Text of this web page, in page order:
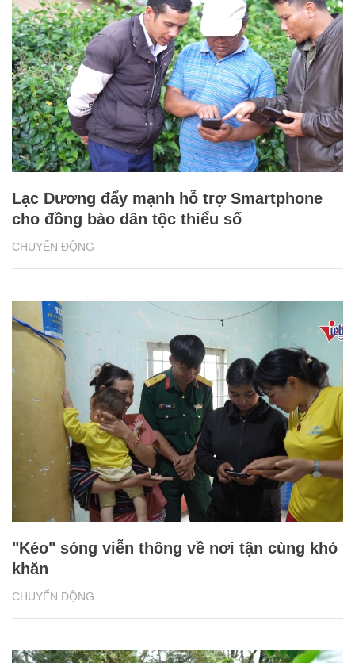
CHUYỂN ĐỘNG
Lạc Dương đẩy mạnh hỗ trợ Smartphone
cho đồng bào dân tộc thiểu số
CHUYỂN ĐỘNG
"Kéo" sóng viễn thông về nơi tận cùng khó
khăn